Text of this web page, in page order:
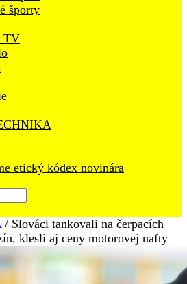
športy
TV
etický kódex novinára
/ Slováci tankovali na čerpacích
klesli aj ceny motorovej nafty